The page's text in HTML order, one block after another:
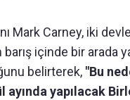
Mark Carney, iki
barış içinde bir arada
belirterek, "Bu
ayında yapılacak